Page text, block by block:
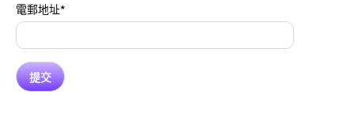
電郵地址*